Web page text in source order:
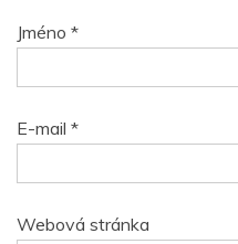
Jméno *
E-mail *
Webová stránka